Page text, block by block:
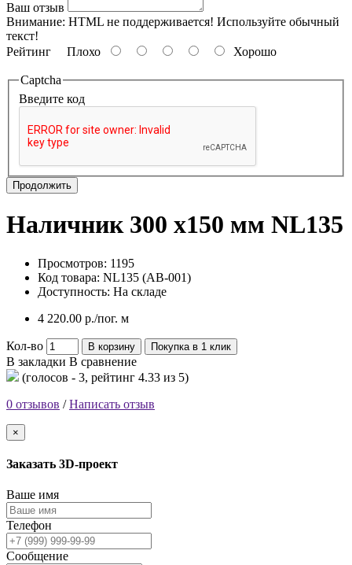
Ваш отзыв
Внимание: HTML не поддерживается! Используйте обычный
текст!
Рейтинг Плохо Хорошо
Captcha
Введите код
Продолжить
Наличник 300 х150 мм NL135
Просмотров: 1195
Код товара: NL135 (AB-001)
Доступность: На складе
4 220.00 р./пог. м
Кол-во В корзину Покупка в 1 клик
В закладки В сравнение
(голосов - 3, рейтинг 4.33 из 5)
0 отзывов /Написать отзыв
×
Заказать 3D-проект
Ваше имя
Телефон
Сообщение